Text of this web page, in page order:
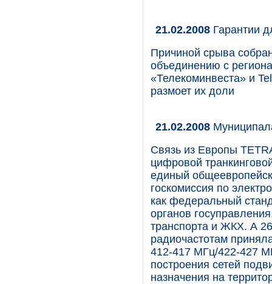
21.02.2008 Гарантии
Причиной срыва
объединению с
«Телекоминвеста» и
размоет их доли
21.02.2008
Связь из Европы
цифровой
единый
госкомиссия по
как федеральный
органов
транспорта и ЖКХ. А
радиочастотам
412-417 МГц/422-427
построения сетей
назначения на